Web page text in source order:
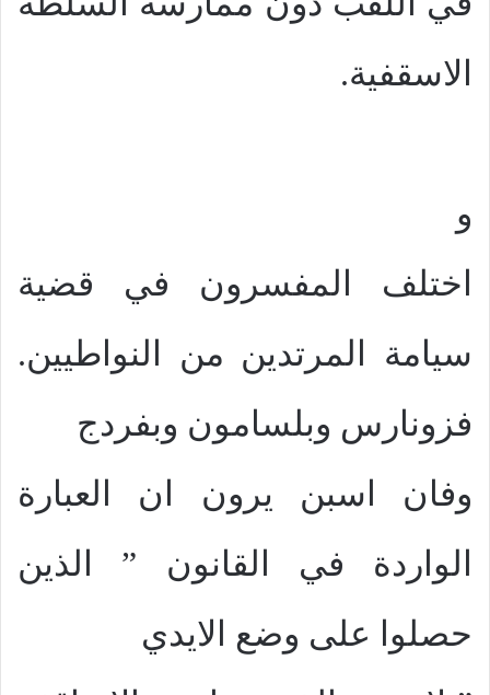
الاسقفية.
و
اختلف المفسرون في قضية
سيامة المرتدين من النواطيين.
فزونارس وبلسامون وبفردج
وفان اسبن يرون ان العبارة
الواردة في القانون ” الذين
حصلوا على وضع الايدي